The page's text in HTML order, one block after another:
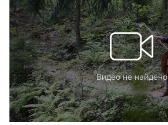
Видео не найдено